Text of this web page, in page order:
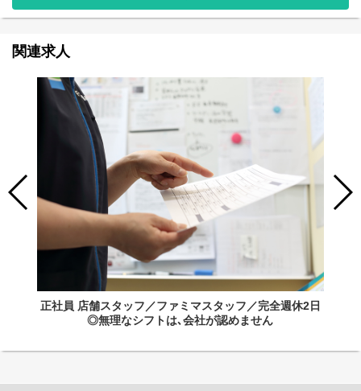
関連求人
正社員 店舗スタッフ／ファミマスタッフ／完全週休2日
◎無理なシフトは､会社が認めません